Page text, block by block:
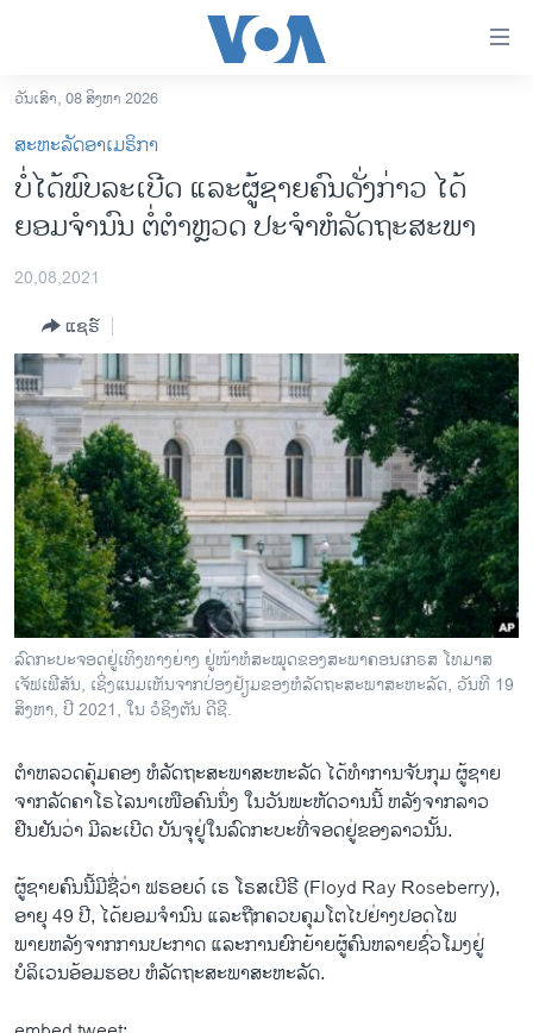
ເຂົ້າ
ຫາ
ຂ້າມ
ຂ້າມ
ຂ້າມ
ຫາ
ລາວ
ອາເມຣິກາ
ການເລືອກຕັ້ງ ປະທານາທີບໍດີ ສະຫະລັດ 2024
ຂ່າວ​ຈີນ
ໂລກ
ເອເຊຍ
ອິດສະຫຼະພາບດ້ານການຂ່າວ
ຊີວິດຊາວລາວ
ຊຸມຊົນຊາວລາວ
ວິທະຍາສາດ-ເທັກໂນໂລຈີ
ທຸລະກິດ
ພາສາອັງກິດ
ວີດີໂອ
ສຽງ
ລາຍການກະຈາຍສຽງ
ລາຍງານ
ຕິດຕາມພວກເຮົາ ທີ່
ພາສາຕ່າງໆ
ວັນເສົາ, 08 ສິງຫາ 2026
ສະຫະລັດອາເມຣິກາ
ບໍ່ໄດ້ພົບລະເບີດ ແລະຜູ້ຊາຍຄົນດັ່ງກ່າວ ໄດ້
ຍອມຈໍານົນ ຕໍ່ຕໍາຫຼວດ ປະຈຳຫໍລັດຖະສະພາ
20,08,2021
ແຊຣ໌
ລົດກະບະຈອດຢູ່ເທິງທາງຍ່າງ ຢູ່ໜ້າຫໍສະໝຸດຂອງສະພາຄອນເກຣສ ໂທມາສ
ເຈັຟເຟີສັນ, ເຊິ່ງແນມເຫັນຈາກປ່ອງຢ້ຽມຂອງຫໍລັດຖະສະພາສະຫະລັດ, ວັນທີ 19
ສິງຫາ, ປີ 2021, ໃນ ວໍຊິງຕັນ ດີຊີ.
ຕໍາຫລວດຄຸ້ມຄອງ ຫໍລັດຖະສະພາສະຫະລັດ ໄດ້ທໍາການຈັບກຸມ ຜູ້ຊາຍ
ຈາກລັດຄາໂຣໄລນາເໜືອຄົນນຶ່ງ ໃນວັນພະຫັດວານນີ້ ຫລັງຈາກລາວ
ຢືນຢັນວ່າ ມີລະເບີດ ບັນຈຸຢູ່ໃນລົດກະບະທີ່ຈອດຢູ່ຂອງລາວນັ້ນ.
ຜູ້ຊາຍຄົນນີ້ມີຊື່ວ່າ ຟຣອຍດ໌ ເຣ ໂຣສເບີຣີ (Floyd Ray Roseberry),
ອາຍຸ 49 ປີ, ໄດ້ຍອມຈໍານົນ ແລະຖືກຄວບຄຸມໂຕໄປຢ່າງປອດໄພ
ພາຍຫລັງຈາກການປະກາດ ແລະການຍົກຍ້າຍຜູ້ຄົນຫລາຍຊົ່ວໂມງຢູ່
ບໍລິເວນອ້ອມຮອບ ຫໍລັດຖະສະພາສະຫະລັດ.